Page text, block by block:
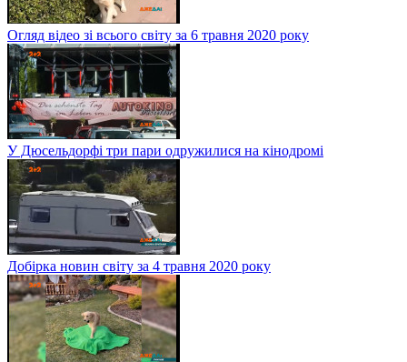
Огляд відео зі всього світу за 6 травня 2020 року
У Дюсельдорфі три пари одружилися на кінодромі
Добірка новин світу за 4 травня 2020 року